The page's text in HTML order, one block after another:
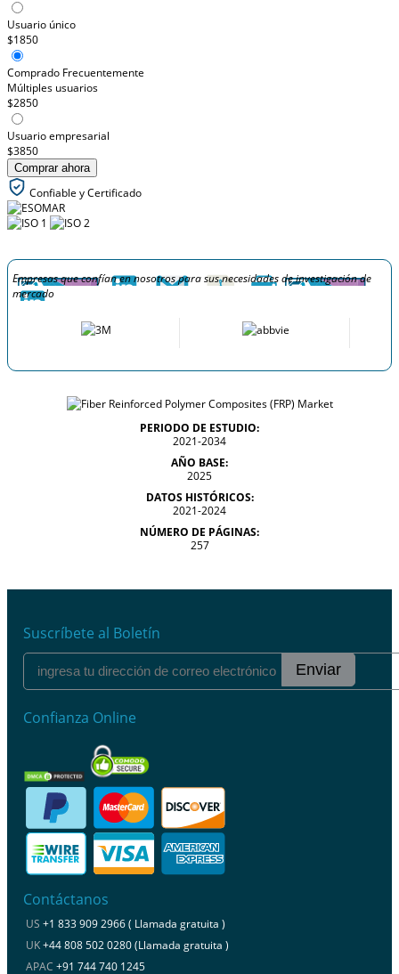
Usuario único
$1850
Comprado Frecuentemente
Múltiples usuarios
$2850
Usuario empresarial
$3850
Comprar ahora
Confiable y Certificado
Empresas que confían en nosotros para sus necesidades de investigación de
mercado
PERIODO DE ESTUDIO:
2021-2034
AÑO BASE:
2025
DATOS HISTÓRICOS:
2021-2024
NÚMERO DE PÁGINAS:
257
Suscríbete al Boletín
Enviar
Confianza Online
Contáctanos
US +1 833 909 2966 ( Llamada gratuita )
UK+44 808 502 0280 (Llamada gratuita )
APAC +91 744 740 1245